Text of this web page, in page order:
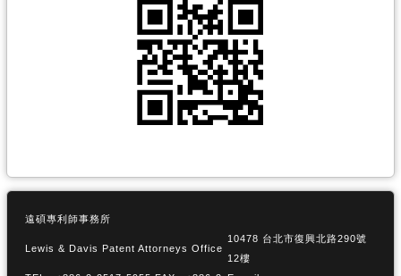
遠碩專利師事務所
Lewis & Davis Patent Attorneys Office
10478 台北市復興北路290號
12樓